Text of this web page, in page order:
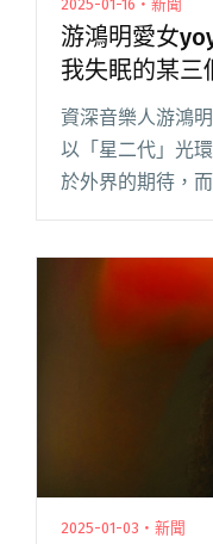
2025-01-16・新聞
游鴻明愛女
我失眠的某三
騏領軍打造
資深音樂人游鴻
以「星二代」光
於外界的期待，
出屬於自己的道
和創造力閱讀全
單曲〈關於我失
建騏領軍打造"
2025-01-03・新聞